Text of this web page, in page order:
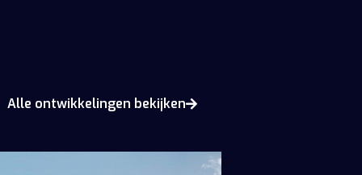
Alle ontwikkelingen bekijken